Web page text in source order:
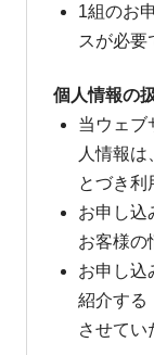
1組のお
スが必要
個人情報の
当ウェブ
人情報は
とづき利
お申し込
お客様の
お申し込
紹介する
させてい